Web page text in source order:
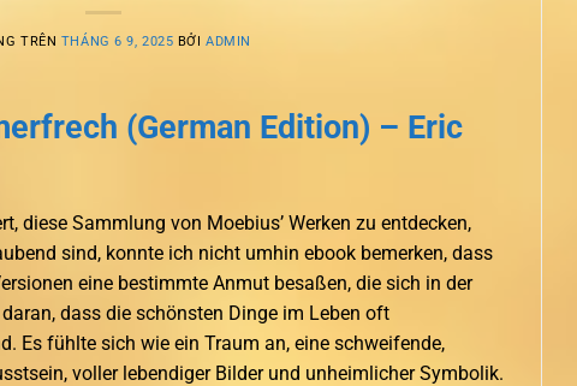
TRÊN THÁNG 6 9, 2025 BỞIADMIN
(German Edition) – Eric
diese Sammlung von Moebius’ Werken zu entdecken,
sind, konnte ich nicht umhin ebook bemerken, dass
eine bestimmte Anmut besaßen, die sich in der
dass die schönsten Dinge im Leben oft
Es fühlte sich wie ein Traum an, eine schweifende,
voller lebendiger Bilder und unheimlicher Symbolik.